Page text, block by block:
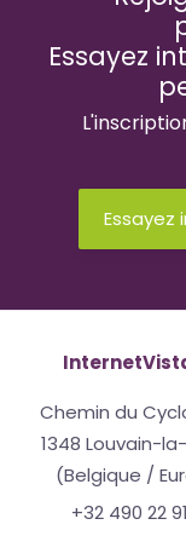
Essayez
Chemin du
1348 Louvain-
(Belgique /
+32 490 22